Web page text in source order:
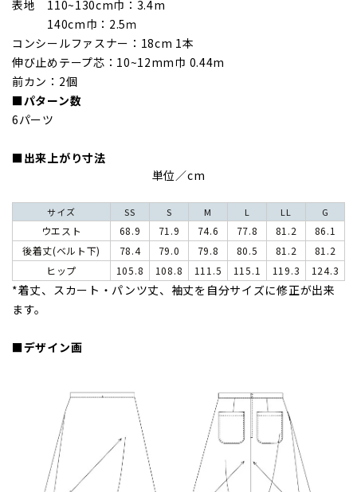
表地 110~130cm巾：3.4m
140cm巾：2.5ｍ
コンシールファスナー：18cm 1本
伸び止めテープ芯：10~12mm巾 0.44m
前カン：2個
■パターン数
6パーツ
■出来上がり寸法
単位／cm
サイズ SS S M L LL G
ウエスト 68.9 71.9 74.6 77.8 81.2
86.1
後着丈(ベルト下)
78.4 79.0 79.8 80.5 81.2
81.2
ヒップ
105.8 108.8 111.5 115.1 119.3 124.3
*着丈、スカート・パンツ丈、袖丈を自分サイズに修正が出来
ます。
■デザイン画